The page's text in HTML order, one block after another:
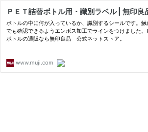
ＰＥＴ詰替ボトル用・識別ラベル | 無印良
ボトルの中に何が入っているか、識別するシールです。触
でも確認できるようエンボス加工でラインをつけました。
ボトルの通販なら無印良品 公式ネットストア。
www.muji.com